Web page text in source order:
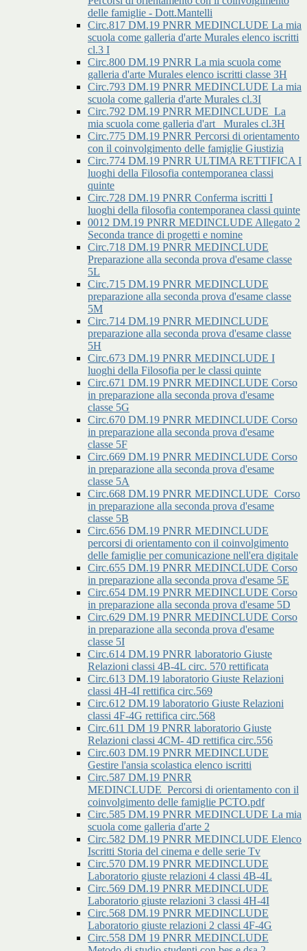
delle famiglie - Dott.Mantelli
Circ.817 DM.19 PNRR MEDINCLUDE La mia
scuola come galleria d'arte Murales elenco iscritti
cl.3 I
Circ.800 DM.19 PNRR La mia scuola come
galleria d'arte Murales elenco iscritti classe 3H
Circ.793 DM.19 PNRR MEDINCLUDE La mia
scuola come galleria d'arte Murales cl.3I
Circ.792 DM.19 PNRR MEDINCLUDE_La
mia scuola come galleria d'art _Murales cl.3H
Circ.775 DM.19 PNRR Percorsi di orientamento
con il coinvolgimento delle famiglie Giustizia
Circ.774 DM.19 PNRR ULTIMA RETTIFICA I
luoghi della Filosofia contemporanea classi
quinte
Circ.728 DM.19 PNRR Conferma iscritti I
luoghi della filosofia contemporanea classi quinte
0012 DM.19 PNRR MEDINCLUDE Allegato 2
Seconda trance di progetti e nomine
Circ.718 DM.19 PNRR MEDINCLUDE
Preparazione alla seconda prova d'esame classe
5L
Circ.715 DM.19 PNRR MEDINCLUDE
preparazione alla seconda prova d'esame classe
5M
Circ.714 DM.19 PNRR MEDINCLUDE
preparazione alla seconda prova d'esame classe
5H
Circ.673 DM.19 PNRR MEDINCLUDE I
luoghi della Filosofia per le classi quinte
Circ.671 DM.19 PNRR MEDINCLUDE Corso
in preparazione alla seconda prova d'esame
classe 5G
Circ.670 DM.19 PNRR MEDINCLUDE Corso
in preparazione alla seconda prova d'esame
classe 5F
Circ.669 DM.19 PNRR MEDINCLUDE Corso
in preparazione alla seconda prova d'esame
classe 5A
Circ.668 DM.19 PNRR MEDINCLUDE_Corso
in preparazione alla seconda prova d'esame
classe 5B
Circ.656 DM.19 PNRR MEDINCLUDE
percorsi di orientamento con il coinvolgimento
delle famiglie per comunicazione nell'era digitale
Circ.655 DM.19 PNRR MEDINCLUDE Corso
in preparazione alla seconda prova d'esame 5E
Circ.654 DM.19 PNRR MEDINCLUDE Corso
in preparazione alla seconda prova d'esame 5D
Circ.629 DM.19 PNRR MEDINCLUDE Corso
in preparazione alla seconda prova d'esame
classe 5I
Circ.614 DM.19 PNRR laboratorio Giuste
Relazioni classi 4B-4L circ. 570 rettificata
Circ.613 DM.19 laboratorio Giuste Relazioni
classi 4H-4I rettifica circ.569
Circ.612 DM.19 laboratorio Giuste Relazioni
classi 4F-4G rettifica circ.568
Circ.611 DM 19 PNRR laboratorio Giuste
Relazioni classi 4CM- 4D rettifica circ.556
Circ.603 DM.19 PNRR MEDINCLUDE
Gestire l'ansia scolastica elenco iscritti
Circ.587 DM.19 PNRR
MEDINCLUDE_Percorsi di orientamento con il
coinvolgimento delle famiglie PCTO.pdf
Circ.585 DM.19 PNRR MEDINCLUDE La mia
scuola come galleria d'arte 2
Circ.582 DM.19 PNRR MEDINCLUDE Elenco
Iscritti Storia del cinema e delle serie Tv
Circ.570 DM.19 PNRR MEDINCLUDE
Laboratorio giuste relazioni 4 classi 4B-4L
Circ.569 DM.19 PNRR MEDINCLUDE
Laboratorio giuste relazioni 3 classi 4H-4I
Circ.568 DM.19 PNRR MEDINCLUDE
Laboratorio giuste relazioni 2 classi 4F-4G
Circ.558 DM 19 PNRR MEDINCLUDE